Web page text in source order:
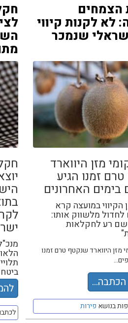
הצמחים
לא לקנות קיווי
שנמכר
מזן היווארד
זמנו הגיע
בימים האחרונים
הקיווי במועצה קרא
מלשווק אותו:
שם רע לחקלאות
מזן היווארד שנקטף טרם זמנו
בנושא פירות